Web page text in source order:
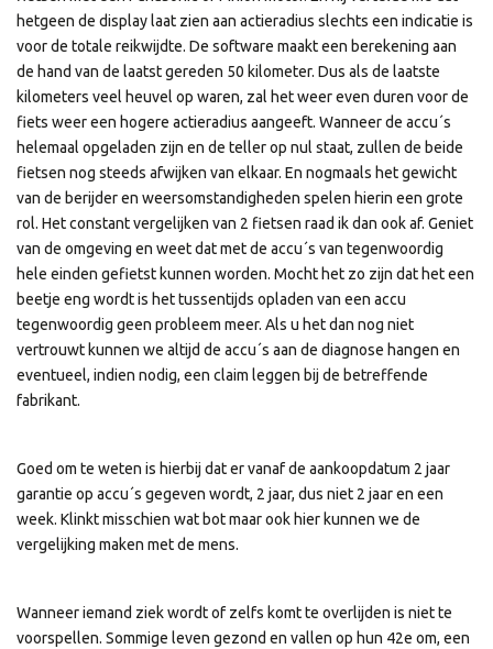
hetgeen de display laat zien aan actieradius slechts een indicatie is
voor de totale reikwijdte. De software maakt een berekening aan
de hand van de laatst gereden 50 kilometer. Dus als de laatste
kilometers veel heuvel op waren, zal het weer even duren voor de
fiets weer een hogere actieradius aangeeft. Wanneer de accu´s
helemaal opgeladen zijn en de teller op nul staat, zullen de beide
fietsen nog steeds afwijken van elkaar. En nogmaals het gewicht
van de berijder en weersomstandigheden spelen hierin een grote
rol. Het constant vergelijken van 2 fietsen raad ik dan ook af. Geniet
van de omgeving en weet dat met de accu´s van tegenwoordig
hele einden gefietst kunnen worden. Mocht het zo zijn dat het een
beetje eng wordt is het tussentijds opladen van een accu
tegenwoordig geen probleem meer. Als u het dan nog niet
vertrouwt kunnen we altijd de accu´s aan de diagnose hangen en
eventueel, indien nodig, een claim leggen bij de betreffende
fabrikant.
Goed om te weten is hierbij dat er vanaf de aankoopdatum 2 jaar
garantie op accu´s gegeven wordt, 2 jaar, dus niet 2 jaar en een
week. Klinkt misschien wat bot maar ook hier kunnen we de
vergelijking maken met de mens.
Wanneer iemand ziek wordt of zelfs komt te overlijden is niet te
voorspellen. Sommige leven gezond en vallen op hun 42e om, een